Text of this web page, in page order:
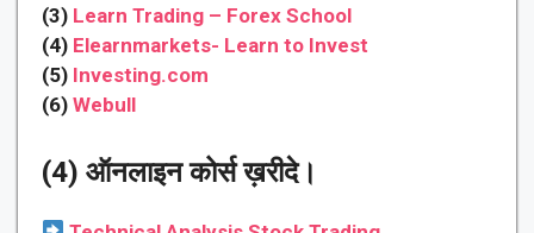
(3) Learn Trading – Forex School
(4) Elearnmarkets- Learn to Invest
(5) Investing.com
(6) Webull
(4) ऑनलाइन कोर्स ख़रीदे।